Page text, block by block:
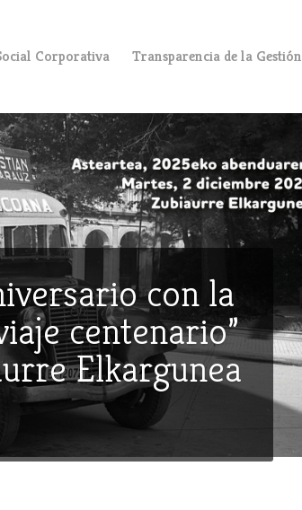
Corporativa Transparencia de la Gestión
con la
centenario”
Elkargunea